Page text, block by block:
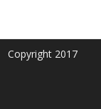
Copyright 2017